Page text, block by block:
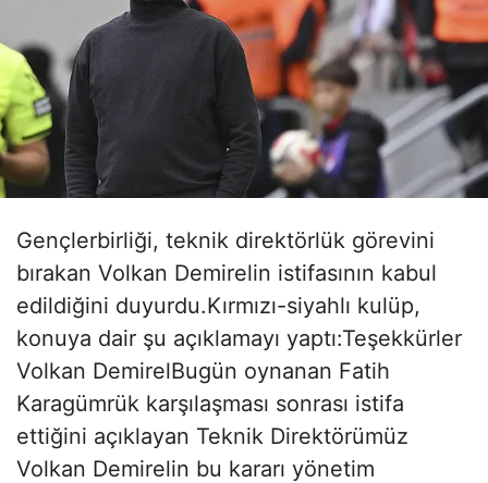
Gençlerbirliği, teknik direktörlük görevini
bırakan Volkan Demirelin istifasının kabul
edildiğini duyurdu.Kırmızı-siyahlı kulüp,
konuya dair şu açıklamayı yaptı:Teşekkürler
Volkan DemirelBugün oynanan Fatih
Karagümrük karşılaşması sonrası istifa
ettiğini açıklayan Teknik Direktörümüz
Volkan Demirelin bu kararı yönetim